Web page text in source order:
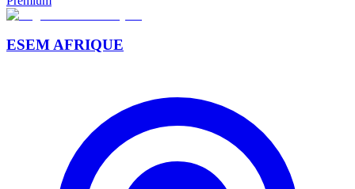
ESEM AFRIQUE